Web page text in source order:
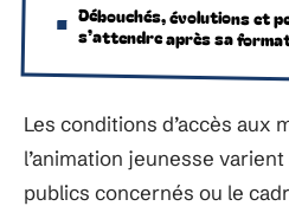
Débouchés, évolutions et
s’attendre après sa
Les conditions d’accès aux
l’animation jeunesse
publics concernés ou le